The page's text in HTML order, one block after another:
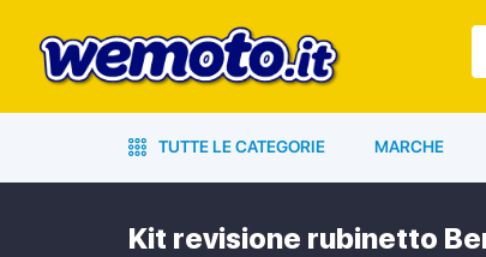
TUTTE LE CATEGORIE MARCHE
Kit revisione rubinetto